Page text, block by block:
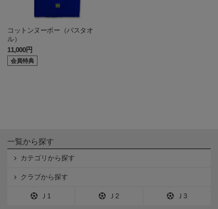
コットンヌーボー（バスタオ
ル）
11,000円
会員特典
一覧から探す
カテゴリから探す
クラブから探す
Ｊ1 Ｊ2 Ｊ3